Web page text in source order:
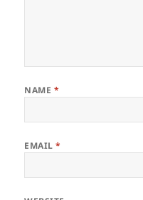
NAME *
EMAIL*